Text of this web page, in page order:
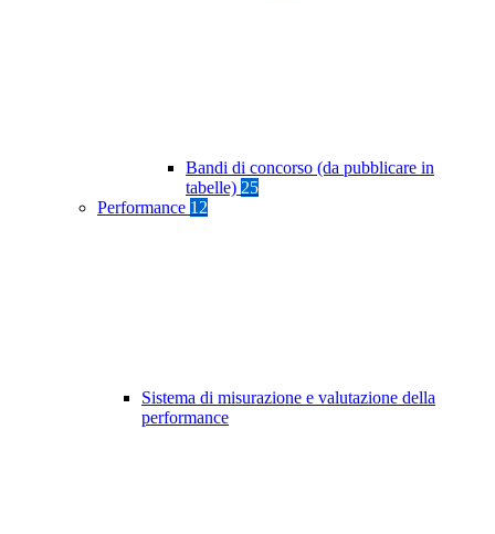
Bandi di concorso (da pubblicare in
tabelle) 25
Performance 12
Sistema di misurazione e valutazione della
performance